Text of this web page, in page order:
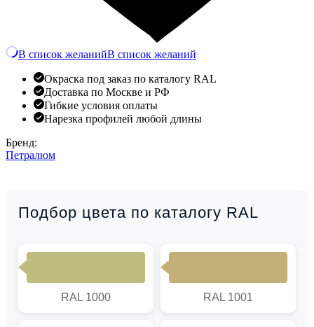
В список желанийВ список желаний
Окраска под заказ по каталогу RAL
Доставка по Москве и РФ
Гибкие условия оплаты
Нарезка профилей любой длины
Бренд:
Петралюм
Подбор цвета по каталогу RAL
RAL 1000 RAL 1001